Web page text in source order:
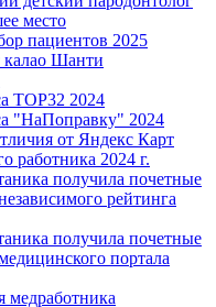
место
пациентов 2025
калао Шанти
TOP32 2024
"НаПоправку" 2024
от Яндекс Карт
работника 2024 г.
получила почетные
рейтинга
получила почетные
портала
медработника